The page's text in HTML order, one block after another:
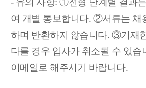
- 유의 사항:①전형 단계별 결과
여 개별 통보합니다. ②서류는 채
하며 반환하지 않습니다. ③기재
다를 경우 입사가 취소될 수 있습
이메일로 해주시기 바랍니다.